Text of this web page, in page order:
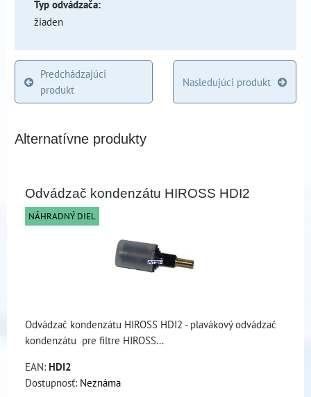
Typ odvádzača:
žiaden
Predchádzajúci
produkt
Nasledujúci produkt
Alternatívne produkty
Odvádzač kondenzátu HIROSS HDI2
NÁHRADNÝ DIEL
Odvádzač kondenzátu HIROSS HDI2 - plavákový odvádzač
kondenzátu pre filtre HIROSS...
EAN: HDI2
Dostupnosť: Neznáma